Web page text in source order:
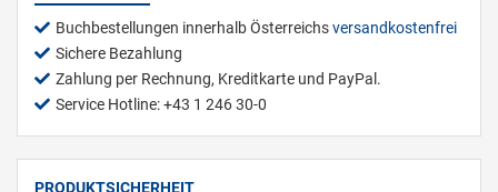
Buchbestellungen innerhalb Österreichsversandkostenfrei
Sichere Bezahlung
Zahlung per Rechnung, Kreditkarte und PayPal.
Service Hotline: +43 1 246 30-0
PRODUKTSICHERHEIT